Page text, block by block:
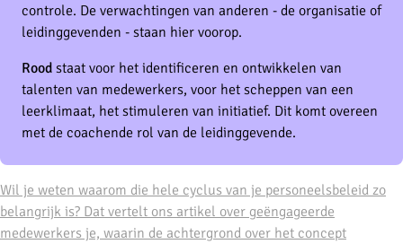
controle. De verwachtingen van anderen - de organisatie of
leidinggevenden - staan hier voorop.
Rood staat voor het identificeren en ontwikkelen van
talenten van medewerkers, voor het scheppen van een
leerklimaat, het stimuleren van initiatief. Dit komt overeen
met de coachende rol van de leidinggevende.
Wil je weten waarom die hele cyclus van je personeelsbeleid zo
belangrijk is? Dat vertelt ons artikel over geëngageerde
medewerkers je, waarin de achtergrond over het concept